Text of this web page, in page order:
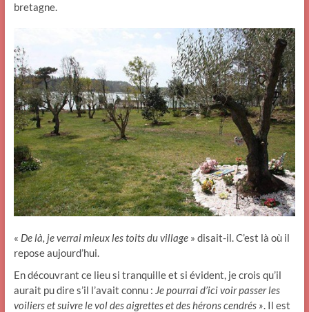
bretagne.
« De là, je verrai mieux les toits du village» disait-il. C’est là où il
repose aujourd’hui.
En découvrant ce lieu si tranquille et si évident, je crois qu’il
aurait pu dire s’il l’avait connu : Jepourrai d’ici voir passer les
voiliers et suivre le vol des aigrettes et des hérons cendrés ». Il est